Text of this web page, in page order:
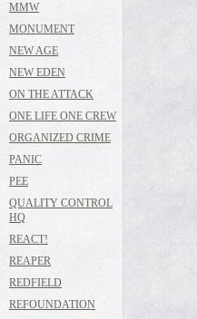
MMW
MONUMENT
NEW AGE
NEW EDEN
ON THE ATTACK
ONE LIFE ONE CREW
ORGANIZED CRIME
PANIC
PEE
QUALITY CONTROL
HQ
REACT!
REAPER
REDFIELD
REFOUNDATION